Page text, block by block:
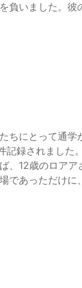
負いました。
にとって通学
録されました
、12歳のロア
であっただけ